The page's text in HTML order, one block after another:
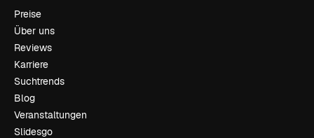
Preise
Über uns
Reviews
Karriere
Suchtrends
Blog
Veranstaltungen
Slidesgo